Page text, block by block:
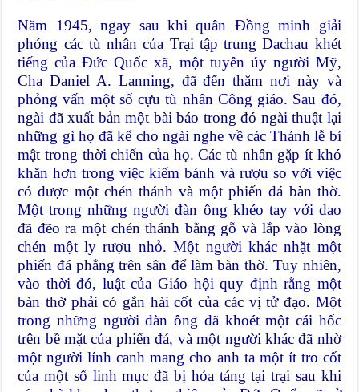
Năm 1945, ngay sau khi quân Đồng minh giải
phóng các tù nhân của Trại tập trung Dachau khét
tiếng của Đức Quốc xã, một tuyên úy người Mỹ,
Cha Daniel A. Lanning, đã đến thăm nơi này và
phỏng vấn một số cựu tù nhân Công giáo. Sau đó,
ngài đã xuất bản một bài báo trong đó ngài thuật lại
những gì họ đã kể cho ngài nghe về các Thánh lễ bí
mật trong thời chiến của họ. Các tù nhân gặp ít khó
khăn hơn trong việc kiếm bánh và rượu so với việc
có được một chén thánh và một phiến đá bàn thờ.
Một trong những người đàn ông khéo tay với dao
đã đẽo ra một chén thánh bằng gỗ và lắp vào lòng
chén một ly rượu nhỏ. Một người khác nhặt một
phiến đá phẳng trên sân để làm bàn thờ. Tuy nhiên,
vào thời đó, luật của Giáo hội quy định rằng một
bàn thờ phải có gắn hài cốt của các vị tử đạo. Một
trong những người đàn ông đã khoét một cái hốc
trên bề mặt của phiến đá, và một người khác đã nhờ
một người lính canh mang cho anh ta một ít tro cốt
của một số linh mục đã bị hỏa táng tại trại sau khi